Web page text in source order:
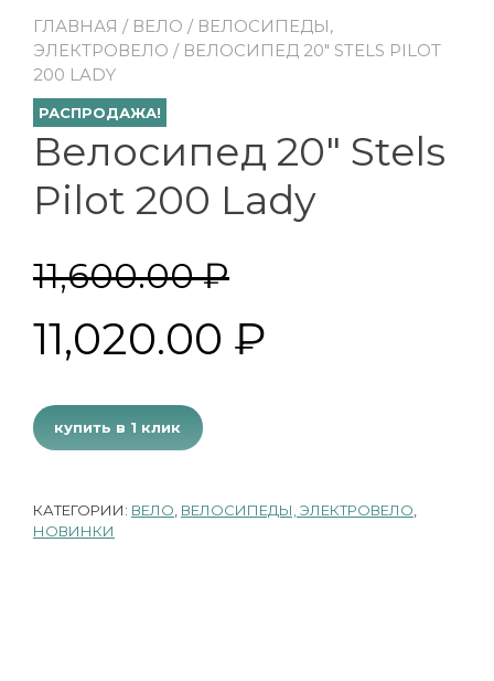
ГЛАВНАЯ / ВЕЛО / ВЕЛОСИПЕДЫ,
ЭЛЕКТРОВЕЛО / ВЕЛОСИПЕД 20″ STELS PILOT
200 LADY
РАСПРОДАЖА!
Велосипед 20″ Stels
Pilot 200 Lady
11,600.00₽
11,020.00 ₽
купить в 1 клик
КАТЕГОРИИ: ВЕЛО ВЕЛОСИПЕДЫ, ЭЛЕКТРОВЕЛО
НОВИНКИ